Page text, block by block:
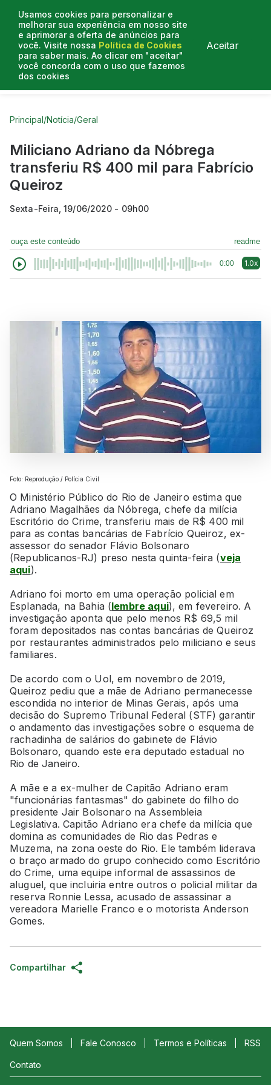
Usamos cookies para personalizar e
melhorar sua experiência em nosso site
e aprimorar a oferta de anúncios para
você. Visite nossa Política de Cookies
para saber mais. Ao clicar em "aceitar"
você concorda com o uso que fazemos
dos cookies
Aceitar
Curtas do Poder
Principal/Notícia/Geral
Miliciano Adriano da Nóbrega
transferiu R$ 400 mil para Fabrício
Queiroz
Sexta-Feira, 19/06/2020 - 09h00
ouça este conteúdo readme
0:00 1.0x
Foto: Reprodução / Polícia Civil
O Ministério Público do Rio de Janeiro estima que
Adriano Magalhães da Nóbrega, chefe da milícia
Escritório do Crime, transferiu mais de R$ 400 mil
para as contas bancárias de Fabrício Queiroz, ex-
assessor do senador Flávio Bolsonaro
(Republicanos-RJ) preso nesta quinta-feira (veja
aqui).
Adriano foi morto em uma operação policial em
Esplanada, na Bahia (lembre aqui), em fevereiro. A
investigação aponta que pelo menos R$ 69,5 mil
foram depositados nas contas bancárias de Queiroz
por restaurantes administrados pelo miliciano e seus
familiares.
De acordo com o Uol, em novembro de 2019,
Queiroz pediu que a mãe de Adriano permanecesse
escondida no interior de Minas Gerais, após uma
decisão do Supremo Tribunal Federal (STF) garantir
o andamento das investigações sobre o esquema de
rachadinha de salários do gabinete de Flávio
Bolsonaro, quando este era deputado estadual no
Rio de Janeiro.
A mãe e a ex-mulher de Capitão Adriano eram
"funcionárias fantasmas" do gabinete do filho do
presidente Jair Bolsonaro na Assembleia
Legislativa. Capitão Adriano era chefe da milícia que
domina as comunidades de Rio das Pedras e
Muzema, na zona oeste do Rio. Ele também liderava
o braço armado do grupo conhecido como Escritório
do Crime, uma equipe informal de assassinos de
aluguel, que incluiria entre outros o policial militar da
reserva Ronnie Lessa, acusado de assassinar a
vereadora Marielle Franco e o motorista Anderson
Gomes.
Compartilhar
Quem Somos Fale Conosco Termos e Políticas RSS
Contato